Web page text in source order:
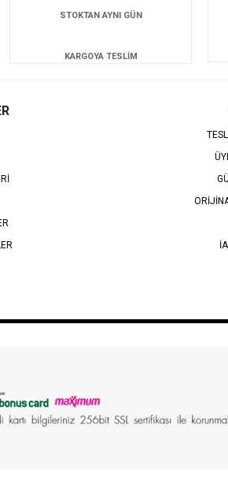
STOKTAN AYNI GÜN
KARGOYA TESLİM